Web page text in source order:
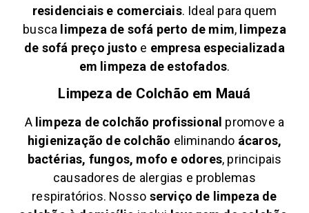
residenciais e comerciais. Ideal para quem
busca limpeza de sofá perto de mim, limpeza
de sofá preço justo e empresa especializada
em limpeza de estofados.
Limpeza de Colchão em Mauá
A limpeza de colchão profissional promove a
higienização de colchão eliminando ácaros,
bactérias, fungos, mofo e odores, principais
causadores de alergias e problemas
respiratórios. Nosso serviço de limpeza de